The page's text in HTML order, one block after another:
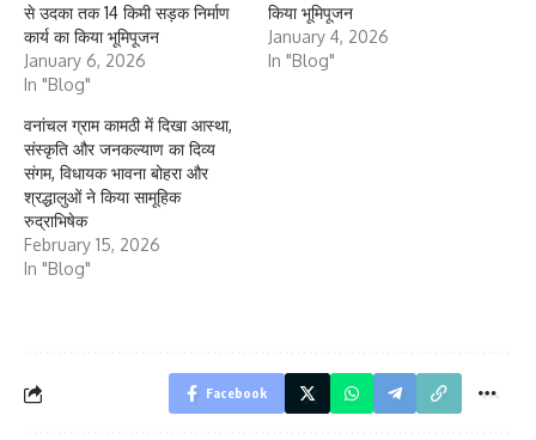
से उदका तक 14 किमी सड़क निर्माण
कार्य का किया भूमिपूजन
January 6, 2026
In "Blog"
किया भूमिपूजन
January 4, 2026
In "Blog"
वनांचल ग्राम कामठी में दिखा आस्था,
संस्कृति और जनकल्याण का दिव्य
संगम, विधायक भावना बोहरा और
श्रद्धालुओं ने किया सामूहिक
रुद्राभिषेक
February 15, 2026
In "Blog"
Facebook